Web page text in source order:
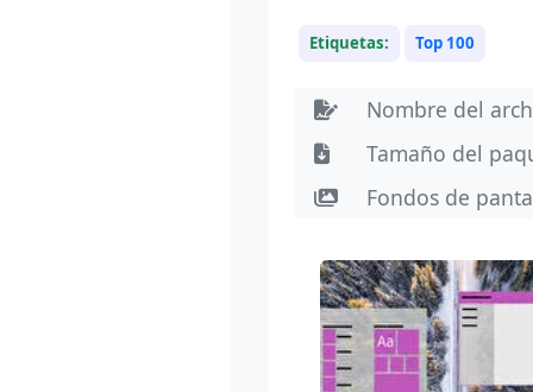
Etiquetas: Top 100
Nombre del
Tamaño del
Fondos de